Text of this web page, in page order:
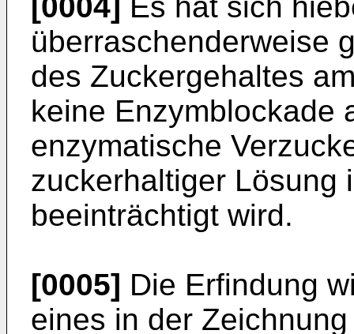
überraschenderweise
des Zuckergehaltes
keine Enzymblockade
enzymatische
zuckerhaltiger Lösung
beeinträchtigt wird.
[0005] Die Erfindung
eines in der